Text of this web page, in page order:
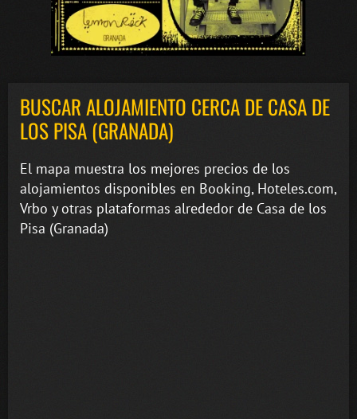
BUSCAR ALOJAMIENTO CERCA DE CASA DE
LOS PISA (GRANADA)
El mapa muestra los mejores precios de los
alojamientos disponibles en Booking, Hoteles.com,
Vrbo y otras plataformas alrededor de Casa de los
Pisa (Granada)